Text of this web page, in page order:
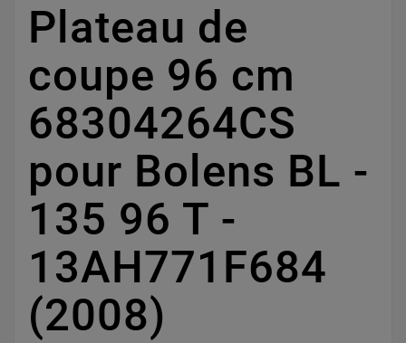
Plateau de
coupe 96 cm
68304264CS
pour Bolens BL -
135 96 T -
13AH771F684
(2008)